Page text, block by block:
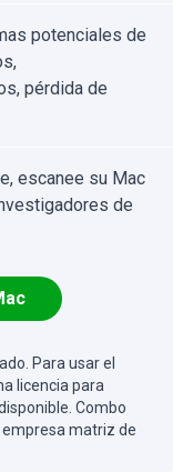
potenciales de
pérdida de
escanee su Mac
de
Para usar el
licencia para
Combo
empresa matriz de